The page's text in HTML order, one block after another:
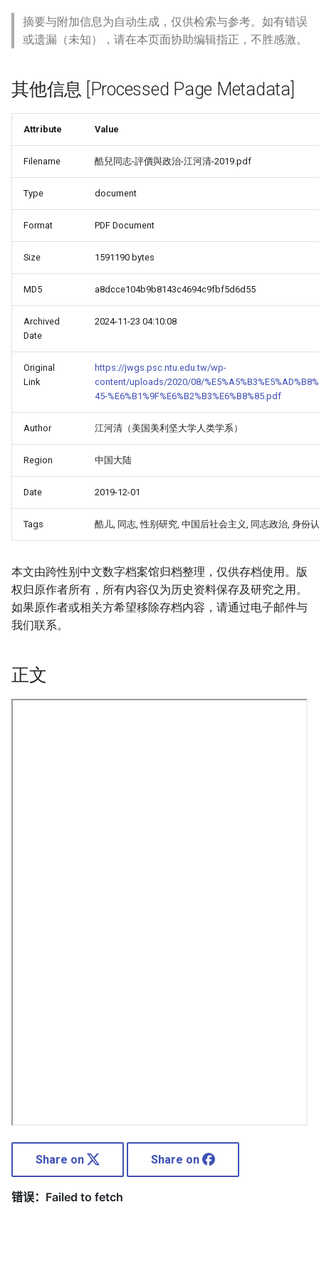
摘要与附加信息为自动生成，仅供检索与参考。如有错误
或遗漏（未知），请在本页面协助编辑指正，不胜感激。
其他信息 [Processed Page Metadata]
Attribute Value
Filename 酷兒同志-評價與政治-江河清-2019.pdf
Type document
Format PDF Document
Size 1591190 bytes
MD5 a8dcce104b9b8143c4694c9fbf5d6d55
Archived
Date
2024-11-23 04:10:08
Original
Link
https://jwgs.psc.ntu.edu.tw/wp-
content/uploads/2020/08/
45-%E6%B1%9F%E6%B2%B3%E6%B8%85.pdf
Author 江河清（美国美利坚大学人类学系）
Region 中国大陆
Date 2019-12-01
Tags 酷儿, 同志, 性别研究, 中国后社会主义, 同志政治, 身份
本文由跨性别中文数字档案馆归档整理，仅供存档使用。版
权归原作者所有，所有内容仅为历史资料保存及研究之用。
如果原作者或相关方希望移除存档内容，请通过电子邮件与
我们联系。
正文
Share on Share on